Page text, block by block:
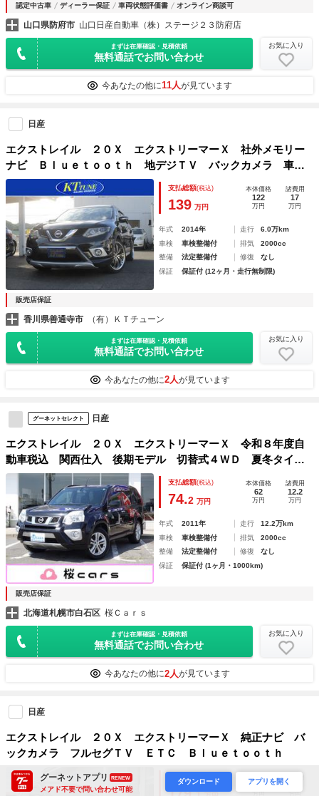
認定中古車 ディーラー保証 車両状態評価書 オンライン商談可
山口県防府市 山口日産自動車（株）ステージ２３防府店
まずは在庫確認・見積依頼
無料通話でお問い合わせ
お気に入り
今あなたの他に11人が見ています
日産
エクストレイル ２０Ｘ エクストリーマーＸ 社外メモリー
ナビ Ｂｌｕｅｔｏｏｔｈ 地デジＴＶ バックカメラ 車高
調 社外マフラ－ 社外スピーカー＆ウーハー 社外２０イン
チＡＷ スポーツエアクリーナー ＥＴＣ 前席ヒートシータ
ー プッシュスタート
支払総額(税込)
139 万円
本体価格
122
万円
諸費用
17
万円
年式 2014年 走行
6.0万km
車検
車検整備付 排気
2000cc
整備
法定整備付 修復
なし
保証
保証付 (12ヶ月・走行無制限)
販売店保証
香川県善通寺市 （有）ＫＴチューン
まずは在庫確認・見積依頼
無料通話でお問い合わせ
お気に入り
今あなたの他に2人が見ています
グーネットセレクト 日産
エクストレイル ２０Ｘ エクストリーマーＸ 令和８年度自
動車税込 関西仕入 後期モデル 切替式４ＷＤ 夏冬タイヤ
ＡＷ付 カブロンシート 全席シートヒーター 純正アルミホ
イール タイミングチェーン スマートキー ＥＴＣ ナビ
バックカメラ
支払総額(税込)
74.2 万円
本体価格
62
万円
諸費用
12.2
万円
年式 2011年 走行
12.2万km
車検
車検整備付 排気
2000cc
整備
法定整備付 修復
なし
保証
保証付 (1ヶ月・1000km)
販売店保証
北海道札幌市白石区 桜Ｃａｒｓ
まずは在庫確認・見積依頼
無料通話でお問い合わせ
お気に入り
今あなたの他に2人が見ています
日産
エクストレイル ２０Ｘ エクストリーマーＸ 純正ナビ バ
ックカメラ フルセグＴＶ ＥＴＣ Ｂｌｕｅｔｏｏｔｈ
支払総額 本体価格
168.4
万円
諸費用
10.7
万円
グーネットアプリ RENEW
メアド不要で問い合わせ可能
ダウンロード アプリを開く